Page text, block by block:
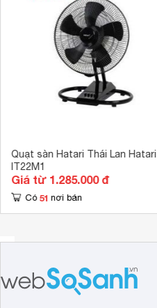
Trọng lượng
Quạt sàn Hatari Thái Lan Hatari
IT22M1
Giá từ 1.285.000 đ
Có 51 nơi bán